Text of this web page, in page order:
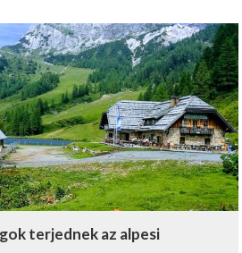
terjednek az alpesi